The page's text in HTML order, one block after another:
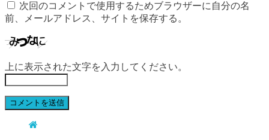
次回のコメントで使用するためブラウザーに自分の名
前、メールアドレス、サイトを保存する。
上に表示された文字を入力してください。